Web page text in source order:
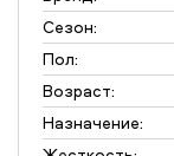
Сезон:
Пол:
Возраст:
Назначение: